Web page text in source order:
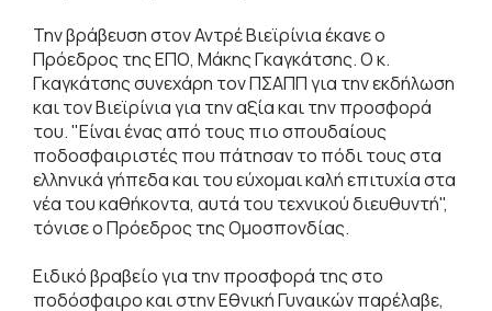
Την βράβευση στον Αντρέ Βιεϊρίνια έκανε ο
Πρόεδρος της ΕΠΟ, Μάκης Γκαγκάτσης. Ο κ.
Γκαγκάτσης συνεχάρη τον ΠΣΑΠΠ για την εκδήλωση
και τον Βιεϊρίνια για την αξία και την προσφορά
του. "Είναι ένας από τους πιο σπουδαίους
ποδοσφαιριστές που πάτησαν το πόδι τους στα
ελληνικά γήπεδα και του εύχομαι καλή επιτυχία στα
νέα του καθήκοντα, αυτά του τεχνικού διευθυντή",
τόνισε ο Πρόεδρος της Ομοσπονδίας.
Ειδικό βραβείο για την προσφορά της στο
ποδόσφαιρο και στην Εθνική Γυναικών παρέλαβε,